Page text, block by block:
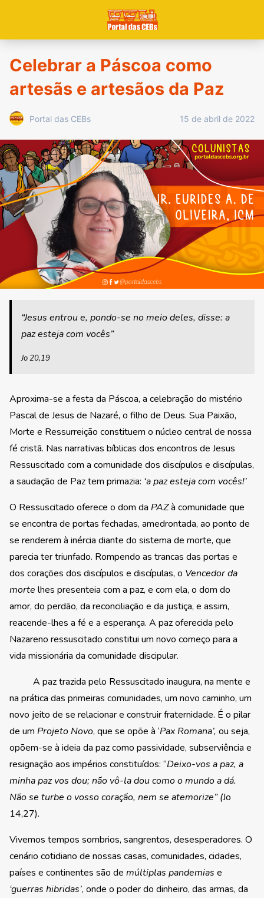
Celebrar a Páscoa como
artesãs e artesãos da Paz
Portal das CEBs 15 de abril de 2022
“Jesus entrou e, pondo-se no meio deles, disse: a
paz esteja com vocês”
Jo 20,19
Aproxima-se a festa da Páscoa, a celebração do mistério
Pascal de Jesus de Nazaré, o filho de Deus. Sua Paixão,
Morte e Ressurreição constituem o núcleo central de nossa
fé cristã. Nas narrativas bíblicas dos encontros de Jesus
Ressuscitado com a comunidade dos discípulos e discípulas,
a saudação de Paz tem primazia: ‘a paz esteja com vocês!’
O Ressuscitado oferece o dom da PAZà comunidade que
se encontra de portas fechadas, amedrontada, ao ponto de
se renderem à inércia diante do sistema de morte, que
parecia ter triunfado. Rompendo as trancas das portas e
dos corações dos discípulos e discípulas, o Vencedor da
morte lhes presenteia com a paz, e com ela, o dom do
amor, do perdão, da reconciliação e da justiça, e assim,
reacende-lhes a fé e a esperança. A paz oferecida pelo
Nazareno ressuscitado constitui um novo começo para a
vida missionária da comunidade discipular.
A paz trazida pelo Ressuscitado inaugura, na mente e
na prática das primeiras comunidades, um novo caminho, um
novo jeito de se relacionar e construir fraternidade. É o pilar
de um Projeto Novo, que se opõe à ‘Pax Romana’, ou seja,
opõem-se à ideia da paz como passividade, subserviência e
resignação aos impérios constituídos: “Deixo-vos a paz, a
minha paz vos dou; não vô-la dou como o mundo a dá.
Não se turbe o vosso coração, nem se atemorize” (Jo
14,27).
Vivemos tempos sombrios, sangrentos, desesperadores. O
cenário cotidiano de nossas casas, comunidades, cidades,
países e continentes são de múltiplas pandemias e
‘guerras hibridas’, onde o poder do dinheiro, das armas, da